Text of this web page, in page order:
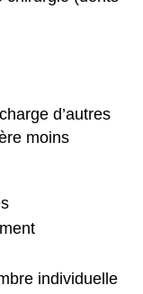
d’autres
moins
individuelle